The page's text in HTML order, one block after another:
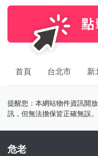
首頁 台北市 新
提醒您：本網站物件資訊開
訊，但無法擔保皆正確無誤。
危老